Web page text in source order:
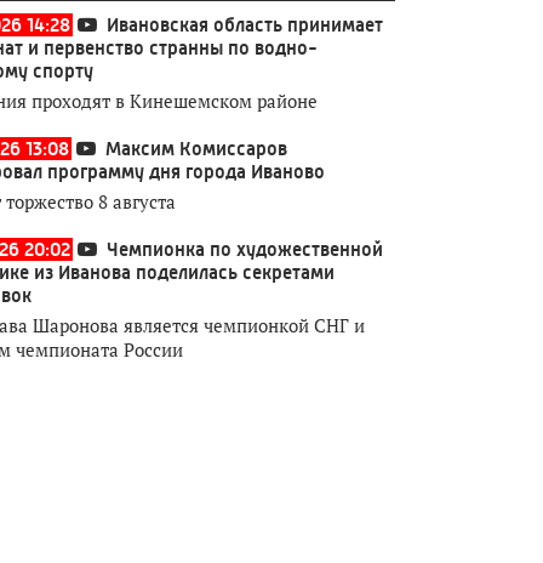
14:28
Ивановская область принимает
и первенство странны по водно-
спорту
проходят в Кинешемском районе
13:08
Максим Комиссаров
программу дня города Иваново
8 августа
20:02
Чемпионка по художественной
из Иванова поделилась секретами
Шаронова является чемпионкой СНГ и
чемпионата России